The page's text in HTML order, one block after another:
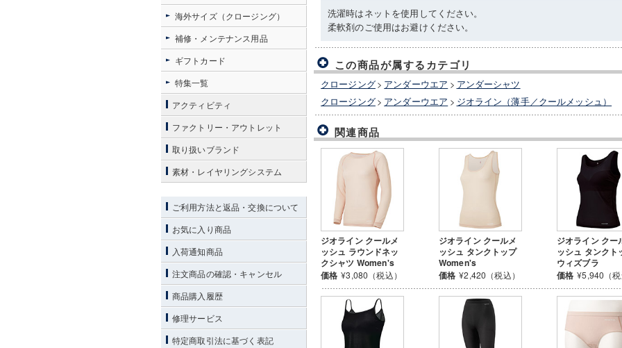
洗濯時はネットを使用してください。
柔軟剤のご使用はお避けください。
この商品が属するカテゴリ
クロージング> アンダーウエア > アンダーシャツ
クロージング> アンダーウエア > ジオライン（薄手／クールメッシュ）
関連商品
ジオライン クールメ
ッシュ ラウンドネッ
クシャツ Women's
価格 ¥3,080（税込）
ジオライン クールメ
ッシュ タンクトップ
Women's
価格 ¥2,420（税込）
ジオライン クー
ッシュ タンクト
ウィズブラ
価格 ¥5,940（
海外サイズ（クロージング）
補修・メンテナンス用品
ギフトカード
特集一覧
アクティビティ
ファクトリー・アウトレット
取り扱いブランド
素材・レイヤリングシステム
ご利用方法と返品・交換について
お気に入り商品
入荷通知商品
注文商品の確認・キャンセル
商品購入履歴
修理サービス
特定商取引法に基づく表記